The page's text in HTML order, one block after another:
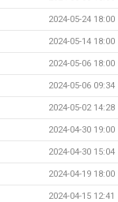
2024-05-24 18:00
2024-05-14 18:00
2024-05-06 18:00
2024-05-06 09:34
2024-05-02 14:28
2024-04-30 19:00
2024-04-30 15:04
2024-04-19 18:00
2024-04-15 12:41